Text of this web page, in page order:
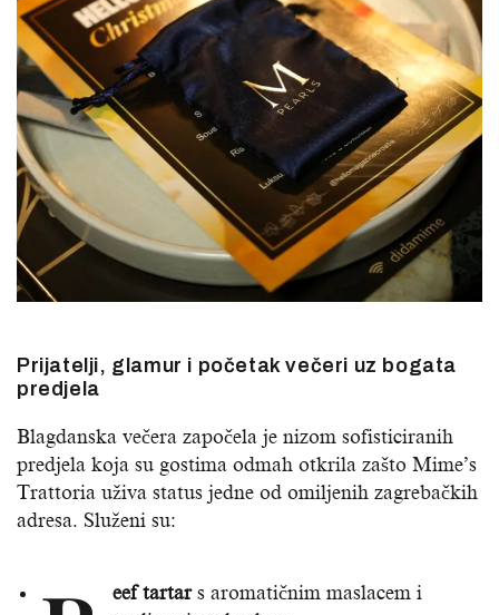
Prijatelji, glamur i početak večeri uz bogata
predjela
Blagdanska večera započela je nizom sofisticiranih
predjela koja su gostima odmah otkrila zašto Mime’s
Trattoria uživa status jedne od omiljenih zagrebačkih
adresa. Služeni su:
eef tartars aromatičnim maslacem i